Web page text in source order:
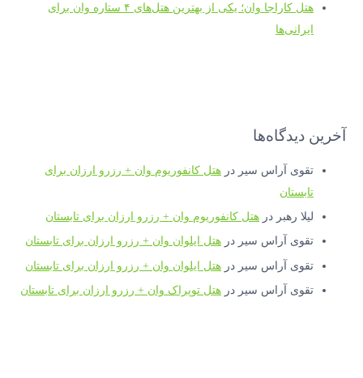
هتل کاراجا وان؛ یکی از بهترین هتل‌های ۴ ستاره وان برای
ایرانی‌ها
آخرین دیدگاه‌ها
تقوی آراس سیر درهتل کانفوریوم وان + رزرو ارزان برای
تابستان
لیلا رهبر درهتل کانفوریوم وان + رزرو ارزان برای تابستان
تقوی آراس سیر درهتل ایلوان وان + رزرو ارزان برای تابستان
تقوی آراس سیر درهتل ایلوان وان + رزرو ارزان برای تابستان
تقوی آراس سیر درهتل توپراک وان + رزرو ارزان برای تابستان